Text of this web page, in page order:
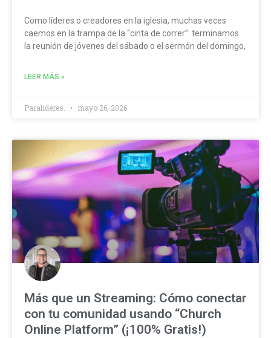
Como líderes o creadores en la iglesia, muchas veces
caemos en la trampa de la “cinta de correr”: terminamos
la reunión de jóvenes del sábado o el sermón del domingo,
LEER MÁS »
Paralideres. mayo 26, 2026
Más que un Streaming: Cómo conectar
con tu comunidad usando “Church
Online Platform” (¡100% Gratis!)